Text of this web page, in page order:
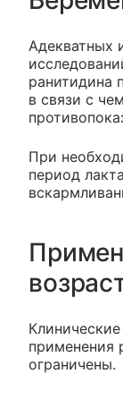
Адекватных
ранитидина
в связи с
При
период
применения
ограничены.